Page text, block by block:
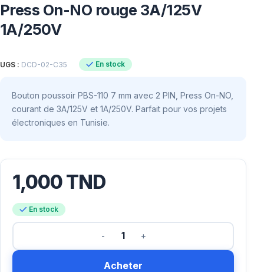
Press On-NO rouge 3A/125V
1A/250V
UGS : DCD-02-C35 En stock
Bouton poussoir PBS-110 7 mm avec 2 PIN, Press On-NO,
courant de 3A/125V et 1A/250V. Parfait pour vos projets
électroniques en Tunisie.
1,000TND
En stock
Acheter